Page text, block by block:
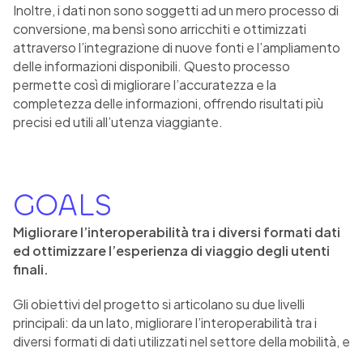
Inoltre, i dati non sono soggetti ad un mero processo di
conversione, ma bensì sono arricchiti e ottimizzati
attraverso l’integrazione di nuove fonti e l’ampliamento
delle informazioni disponibili. Questo processo
permette così di migliorare l’accuratezza e la
completezza delle informazioni, offrendo risultati più
precisi ed utili all’utenza viaggiante.
GOALS
Migliorare l’interoperabilità tra i diversi formati dati
ed ottimizzare l’esperienza di viaggio degli utenti
finali.
Gli obiettivi del progetto si articolano su due livelli
principali: da un lato, migliorare l’interoperabilità tra i
diversi formati di dati utilizzati nel settore della mobilità, e